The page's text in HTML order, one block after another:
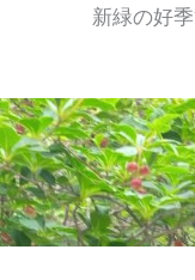
新緑の好